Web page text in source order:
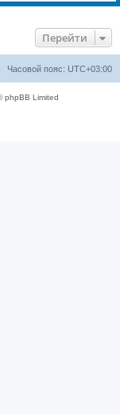
Перейти
Часовой пояс: UTC+03:00
phpBB Limited